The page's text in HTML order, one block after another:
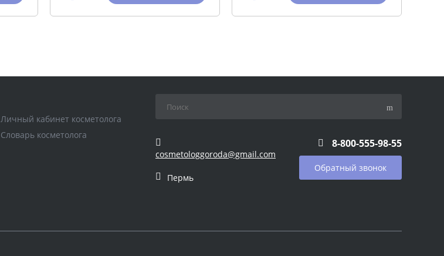
Личный кабинет косметолога
Словарь косметолога
cosmetologgoroda@gmail.com
Пермь
8-800-555-98-55
Обратный звонок